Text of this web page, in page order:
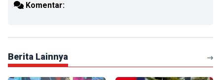
Komentar:
Berita Lainnya